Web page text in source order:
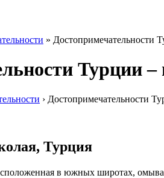
» Достопримечательности
Турции
› Достопримечательности
Турция
в южных широтах,